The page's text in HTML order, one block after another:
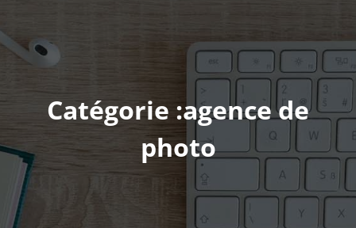
Catégorie :agence de
photo